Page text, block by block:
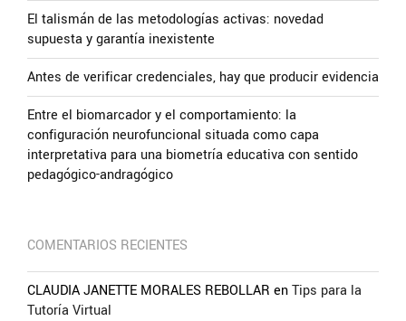
El talismán de las metodologías activas: novedad
supuesta y garantía inexistente
Antes de verificar credenciales, hay que producir evidencia
Entre el biomarcador y el comportamiento: la
configuración neurofuncional situada como capa
interpretativa para una biometría educativa con sentido
pedagógico-andragógico
COMENTARIOS RECIENTES
CLAUDIA JANETTE MORALES REBOLLAR enTips para la
Tutoría Virtual